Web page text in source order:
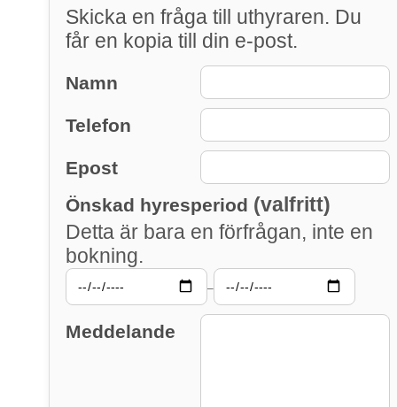
Skicka en fråga till uthyraren. Du
får en kopia till din e-post.
Namn
Telefon
Epost
Önskad hyresperiod (valfritt)
Detta är bara en förfrågan, inte en
bokning.
–
Meddelande